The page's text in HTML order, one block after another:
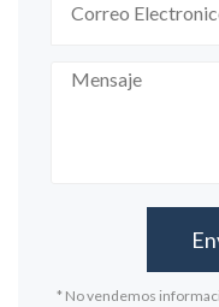
* No vendemos